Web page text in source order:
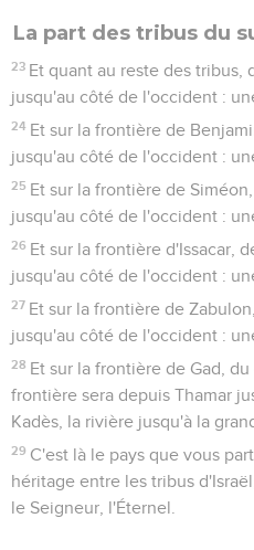
La part des tribus du
23 Et quant au reste des
jusqu'au côté de l'occident :
24 Et sur la frontière de
jusqu'au côté de l'occident :
25 Et sur la frontière de
jusqu'au côté de l'occident :
26 Et sur la frontière d'Issacar,
jusqu'au côté de l'occident :
27 Et sur la frontière de
jusqu'au côté de l'occident :
28 Et sur la frontière de Gad,
frontière sera depuis Thamar
Kadès, la rivière jusqu'à la
29 C'est là le pays que vous
héritage entre les tribus
le Seigneur, l'Éternel.